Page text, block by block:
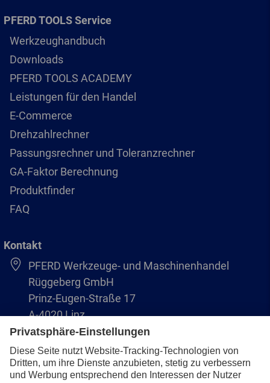
PFERD TOOLS Service
Werkzeughandbuch
Downloads
PFERD TOOLS ACADEMY
Leistungen für den Handel
E-Commerce
Drehzahlrechner
Passungsrechner und Toleranzrechner
GA-Faktor Berechnung
Produktfinder
FAQ
Kontakt
PFERD Werkzeuge- und Maschinenhandel
Rüggeberg GmbH
Prinz-Eugen-Straße 17
A-4020 Linz
Austria/Österreich
+43 (732) 79 64 11-0